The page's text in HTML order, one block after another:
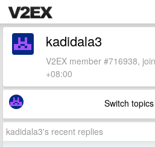
kadidala3
V2EX member #716938,
+08:00
Switch
kadidala3's recent replies